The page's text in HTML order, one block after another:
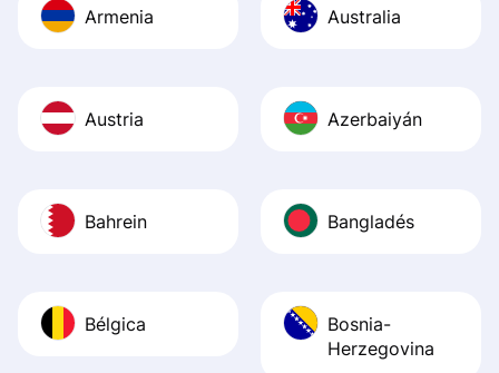
Armenia Australia
Austria Azerbaiyán
Bahrein Bangladés
Bélgica
Bosnia-
Herzegovina